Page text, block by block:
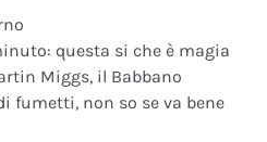
questa si che è magia
Miggs, il Babbano
fumetti, non so se va bene